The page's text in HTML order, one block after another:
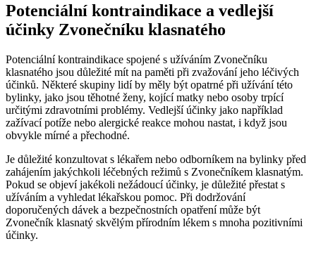
Potenciální kontraindikace a vedlejší
účinky Zvonečníku klasnatého
Potenciální kontraindikace spojené s užíváním Zvonečníku
klasnatého jsou důležité mít na paměti při zvažování jeho léčivých
účinků. Některé skupiny lidí by měly být opatrné při užívání této
bylinky, jako jsou těhotné ženy, kojící matky nebo osoby trpící
určitými zdravotními problémy. Vedlejší účinky jako například
zažívací potíže nebo alergické reakce mohou nastat, i když jsou
obvykle mírné a přechodné.
Je důležité konzultovat s lékařem nebo odborníkem na bylinky před
zahájením jakýchkoli léčebných režimů s Zvonečníkem klasnatým.
Pokud se objeví jakékoli nežádoucí účinky, je důležité přestat s
užíváním a vyhledat lékařskou pomoc. Při dodržování
doporučených dávek a bezpečnostních opatření může být
Zvonečník klasnatý skvělým přírodním lékem s mnoha pozitivními
účinky.